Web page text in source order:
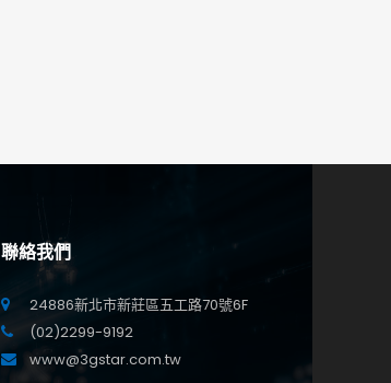
聯絡我們
24886新北市新莊區五工路70號6F
(02)2299-9192
www@3gstar.com.tw